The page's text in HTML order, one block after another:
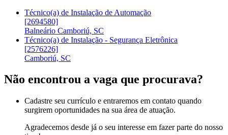
Técnico(a) de Instalação de Automação
[2694580]
Balneário Camboriú, SC
Técnico(a) de Instalação - Segurança Eletrônica
[2576226]
Camboriú, SC
Não encontrou a vaga que procurava?
Cadastre seu currículo e entraremos em contato quando
surgirem oportunidades na sua área de atuação.
Agradecemos desde já o seu interesse em fazer parte do nosso